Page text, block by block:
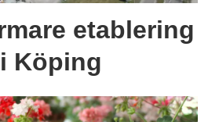
etablering
Köping